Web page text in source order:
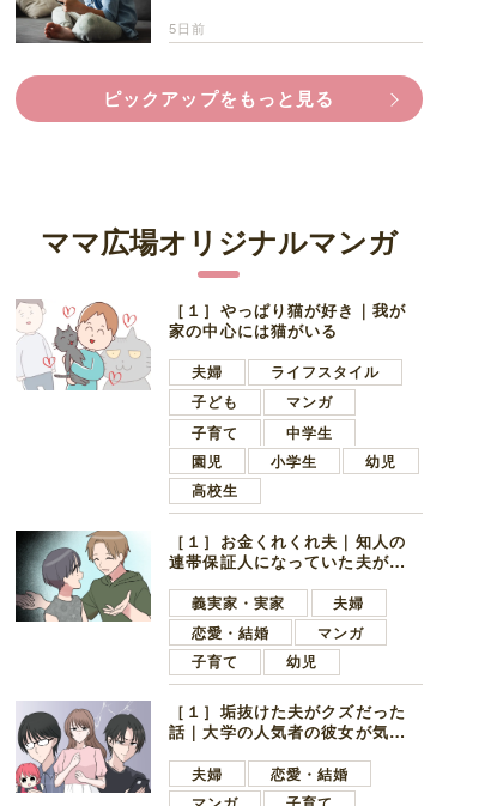
5日前
ピックアップをもっと見る
ママ広場オリジナルマンガ
［１］やっぱり猫が好き｜我が
家の中心には猫がいる
夫婦
ライフスタイル
子ども
マンガ
子育て
中学生
園児
小学生
幼児
高校生
［１］お金くれくれ夫｜知人の
連帯保証人になっていた夫が家
言ってきた
義実家・実家
夫婦
恋愛・結婚
マンガ
子育て
幼児
［１］垢抜けた夫がクズだった
話｜大学の人気者の彼女が気に
子学生
夫婦
恋愛・結婚